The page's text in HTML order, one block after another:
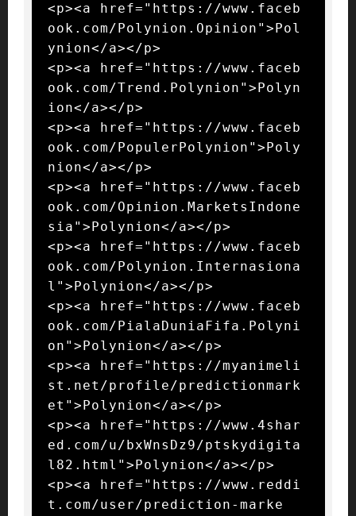
<p><a href="https://www.faceb
ook.com/Polynion.Opinion">Pol
ynion</a></p>
<p><a href="https://www.faceb
ook.com/Trend.Polynion">Polyn
ion</a></p>
<p><a href="https://www.faceb
ook.com/PopulerPolynion">Poly
nion</a></p>
<p><a href="https://www.faceb
ook.com/Opinion.MarketsIndone
sia">Polynion</a></p>
<p><a href="https://www.faceb
ook.com/Polynion.Internasiona
l">Polynion</a></p>
<p><a href="https://www.faceb
ook.com/PialaDuniaFifa.Polyni
on">Polynion</a></p>
<p><a href="https://myanimeli
st.net/profile/predictionmark
et">Polynion</a></p>
<p><a href="https://www.4shar
ed.com/u/bxWnsDz9/ptskydigita
l82.html">Polynion</a></p>
<p><a href="https://www.reddi
t.com/user/prediction-marke